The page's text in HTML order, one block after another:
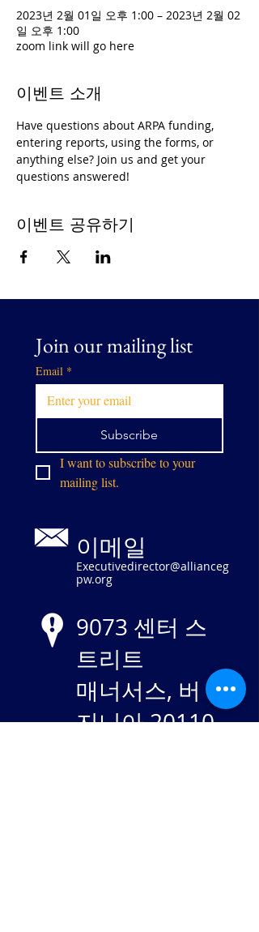
2023년 2월 01일 오후 1:00 – 2023년 2월 02
일 오후 1:00
zoom link will go here
이벤트 소개
Have questions about ARPA funding,
entering reports, using the forms, or
anything else? Join us and get your
questions answered!
이벤트 공유하기
Join our mailing list
Email *
Subscribe
I want to subscribe to your
mailing list.
이메일
Executivedirector@allianceg
pw.org
9073 센터 스
트리트
매너서스, 버
지니아 20110